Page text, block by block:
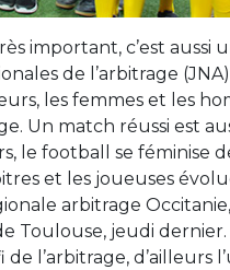
important, c’est aussi
de l’arbitrage
les femmes et les
Un match réussi est
le football se féminise
et les joueuses
arbitrage
Toulouse, jeudi
l’arbitrage, d’ailleurs